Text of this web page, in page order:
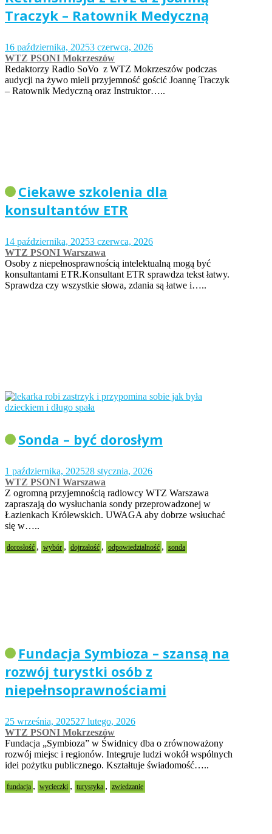
Traczyk – Ratownik Medyczną
16 października, 20253 czerwca, 2026
WTZ PSONI Mokrzeszów
Redaktorzy Radio SoVo z WTZ Mokrzeszów podczas
audycji na żywo mieli przyjemność gościć Joannę Traczyk
– Ratownik Medyczną oraz Instruktor…..
Ciekawe szkolenia dla
konsultantów ETR
14 października, 20253 czerwca, 2026
WTZ PSONI Warszawa
Osoby z niepełnosprawnością intelektualną mogą być
konsultantami ETR.Konsultant ETR sprawdza tekst łatwy.
Sprawdza czy wszystkie słowa, zdania są łatwe i…..
Sonda – być dorosłym
1 października, 202528 stycznia, 2026
WTZ PSONI Warszawa
Z ogromną przyjemnością radiowcy WTZ Warszawa
zapraszają do wysłuchania sondy przeprowadzonej w
Łazienkach Królewskich. UWAGA aby dobrze wsłuchać
się w…..
dorosłość , wybór , dojrzałość , odpowiedzialność , sonda
Fundacja Symbioza – szansą na
rozwój turystki osób z
niepełnsoprawnościami
25 września, 202527 lutego, 2026
WTZ PSONI Mokrzeszów
Fundacja „Symbioza” w Świdnicy dba o zrównoważony
rozwój miejsc i regionów. Integruje ludzi wokół wspólnych
idei pożytku publicznego. Kształtuje świadomość…..
fundacja , wycieczki , turystyka , zwiedzanie